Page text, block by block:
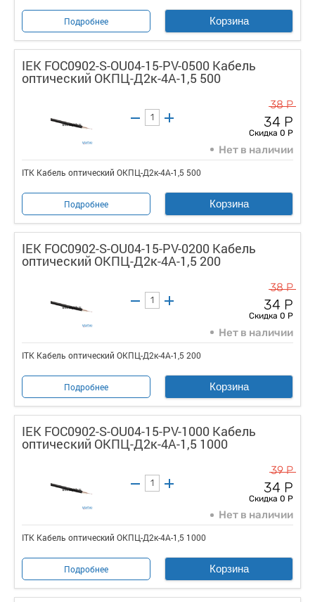
Подробнее Корзина
IEK FOC0902-S-OU04-15-PV-0500 Кабель
оптический ОКПЦ-Д2к-4А-1,5 500
38 Р
34 Р
Скидка 0 Р
Нет в наличии
ITK Кабель оптический ОКПЦ-Д2к-4А-1,5 500
Подробнее Корзина
IEK FOC0902-S-OU04-15-PV-0200 Кабель
оптический ОКПЦ-Д2к-4А-1,5 200
38 Р
34 Р
Скидка 0 Р
Нет в наличии
ITK Кабель оптический ОКПЦ-Д2к-4А-1,5 200
Подробнее Корзина
IEK FOC0902-S-OU04-15-PV-1000 Кабель
оптический ОКПЦ-Д2к-4А-1,5 1000
39 Р
34 Р
Скидка 0 Р
Нет в наличии
ITK Кабель оптический ОКПЦ-Д2к-4А-1,5 1000
Подробнее Корзина